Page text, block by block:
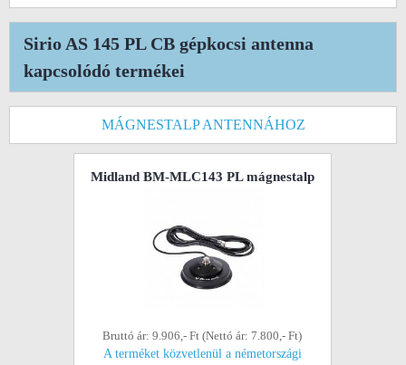
Sirio AS 145 PL CB gépkocsi antenna
kapcsolódó termékei
MÁGNESTALP ANTENNÁHOZ
Midland BM-MLC143 PL mágnestalp
Bruttó ár: 9.906,- Ft (Nettó ár: 7.800,- Ft)
A terméket közvetlenül a németországi